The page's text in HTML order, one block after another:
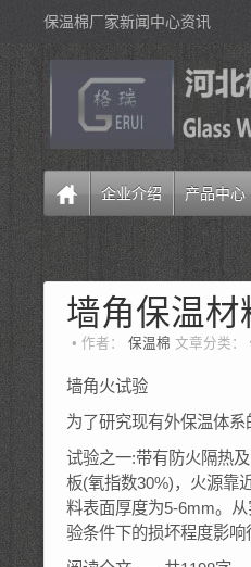
保温棉厂家新闻中心资讯
企业介绍 产品中心
墙角保温
作者： 保温棉 文章分类：
墙角火试验
为了研究现有外保温体
试验之一:带有防火隔热
板(氧指数30%)，火源靠
料表面厚度为5-6mm。
验条件下的损坏程度影响